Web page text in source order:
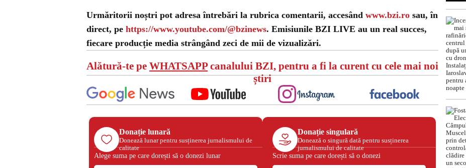
Urmăritorii noștri pot adresa întrebări la rubrica comentarii, accesând www.bzi.ro sau, în
direct, pe https://www.youtube.com/@bzinews. Emisiunile BZI LIVE au un real succes,
fiecare producție media strângând zeci de mii de vizualizări.
Alătură-te pe WHATSAPPcanalului BZI, pentru a fi la curent cu cele mai noi
știri
Donație lunară
Donează lunar pentru susținerea jurnalismului de
calitate
Alege suma pe care dorești să o donezi lunar
Donație singulară
Donează o singură dată pentru susținerea
jurnalismului de calitate
Scrie suma pe care dorești să o donezi